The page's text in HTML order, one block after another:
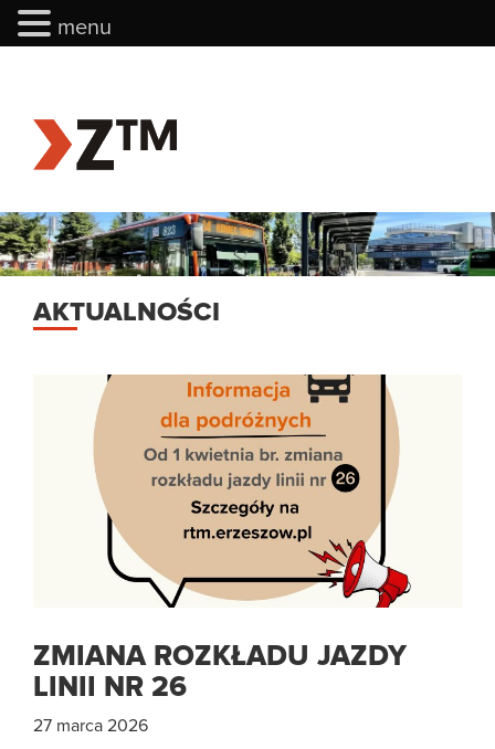
AKTUALNOŚCI
ZMIANA ROZKŁADU JAZDY
LINII NR 26
27 marca 2026
menu
menu